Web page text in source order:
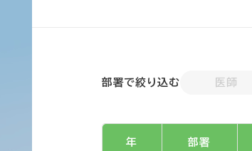
部署で絞り込む 医師
年 部署